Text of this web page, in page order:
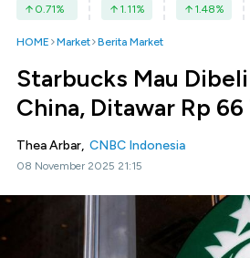
0.71% 1.11% 1.48%
HOME Market Berita Market
Starbucks Mau
China, Ditawar Rp 66
Thea Arbar, CNBC Indonesia
08 November 2025 21:15